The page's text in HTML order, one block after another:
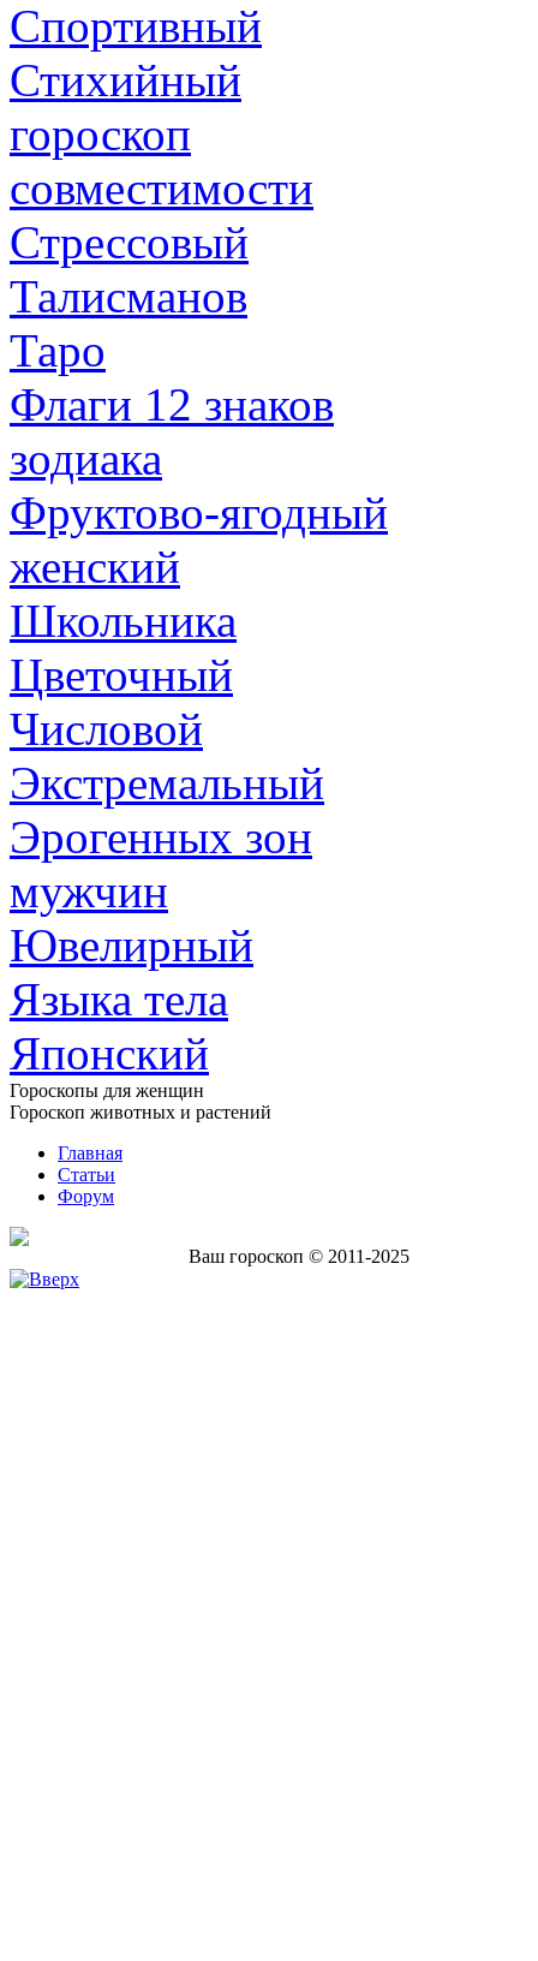
Спортивный
Стихийный
гороскоп
совместимости
Стрессовый
Талисманов
Таро
Флаги 12 знаков
зодиака
Фруктово-ягодный
женский
Школьника
Цветочный
Числовой
Экстремальный
Эрогенных зон
мужчин
Ювелирный
Языка тела
Японский
Гороскопы для женщин
Гороскоп животных и растений
Главная
Статьи
Форум
Ваш гороскоп © 2011-2025